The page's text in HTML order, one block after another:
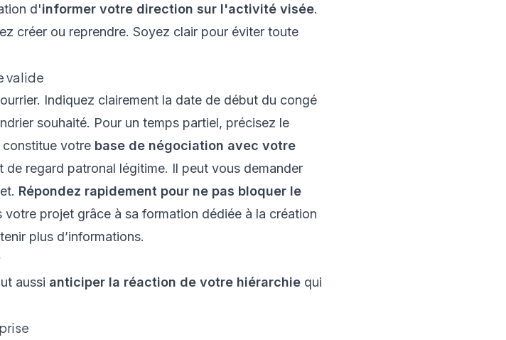
d'informer votre direction sur l'activité visée.
créer ou reprendre. Soyez clair pour éviter toute
valide
Indiquez clairement la date de début du congé
souhaité. Pour un temps partiel, précisez le
constitue votre base de négociation avec votre
regard patronal légitime. Il peut vous demander
Répondez rapidement pour ne pas bloquer le
votre projet grâce à sa formation dédiée à la création
plus d’informations.
aussi anticiper la réaction de votre hiérarchie qui